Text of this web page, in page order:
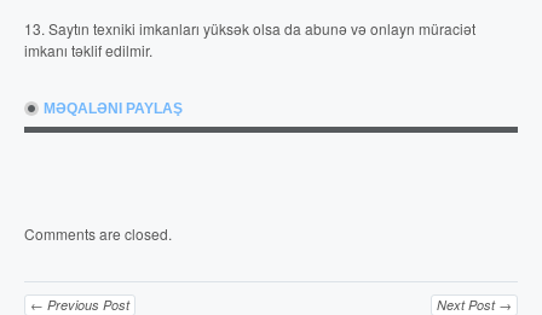
13. Saytın texniki imkanları yüksək olsa da abunə və onlayn müraciət
imkanı təklif edilmir.
MƏQALƏNI PAYLAŞ
Comments are closed.
← Previous Post Next Post →